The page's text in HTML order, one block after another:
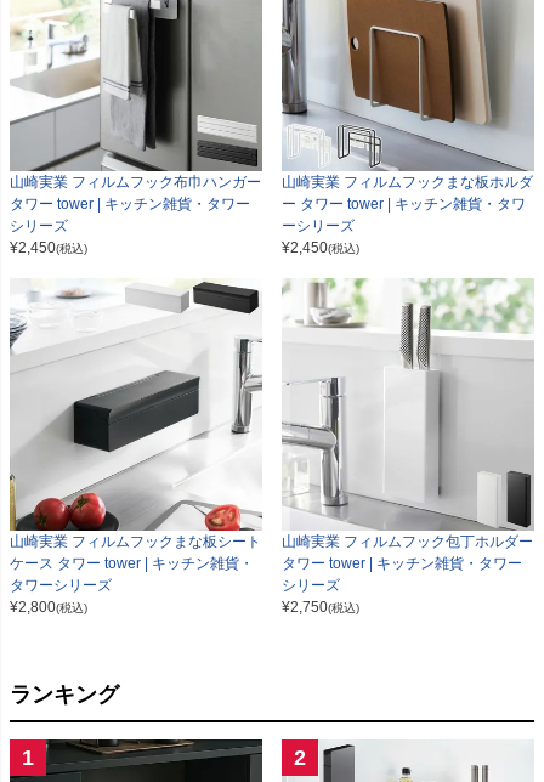
山崎実業 フィルムフック布巾ハンガー
タワー tower | キッチン雑貨・タワー
シリーズ
¥2,450(税込)
山崎実業 フィルムフックまな板ホルダ
ー タワー tower | キッチン雑貨・タワ
ーシリーズ
¥2,450(税込)
山崎実業 フィルムフックまな板シート
ケース タワー tower | キッチン雑貨・
タワーシリーズ
¥2,800(税込)
山崎実業 フィルムフック包丁ホルダー
タワー tower | キッチン雑貨・タワー
シリーズ
¥2,750(税込)
ランキング
1 2